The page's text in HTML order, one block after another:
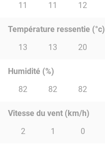
11
11 12
Température ressentie (°c)
13
13 20
Humidité (%)
82
82 82
Vitesse du vent (km/h)
2
1 0